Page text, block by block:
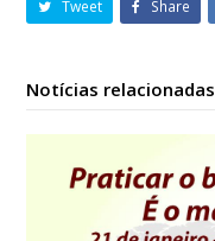
Tweet Share
Notícias relacionadas